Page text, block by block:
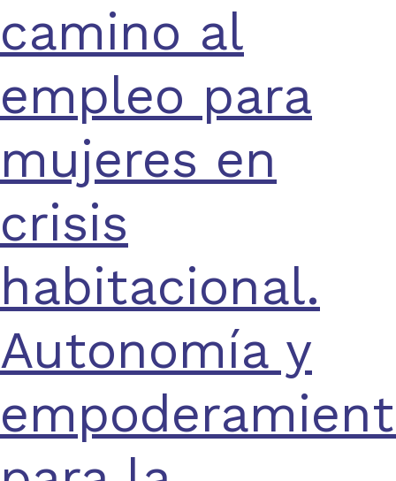
camino al
empleo para
mujeres en
crisis
habitacional.
Autonomía y